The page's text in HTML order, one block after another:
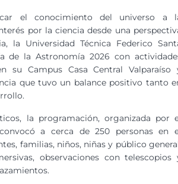
el conocimiento del universo a
por la ciencia desde una
la Universidad Técnica Federico
de la Astronomía 2026 con
su Campus Casa Central Valparaíso
que tuvo un balance positivo tanto
la programación, organizada por
a cerca de 250 personas en
familias, niños, niñas y público
observaciones con telescopios